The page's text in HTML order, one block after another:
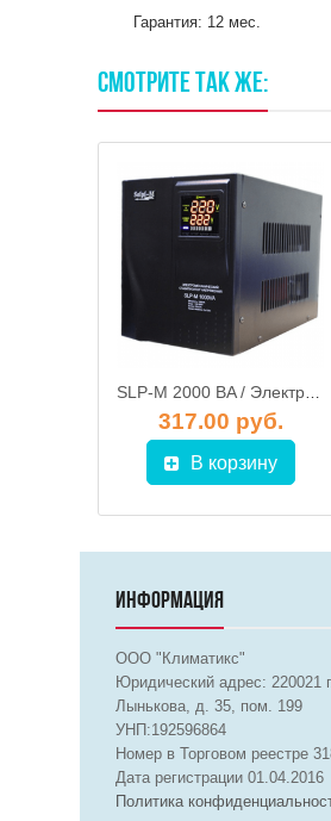
Гарантия: 12 мес.
СМОТРИТЕ ТАКЖЕ:
SLP-M 2000 BA / Электромехнический однофазный стабилизатор напряжения, SOLPI-M
317.00 руб.
В корзину
ИНФОРМАЦИЯ
ООО "Климатикс"
Юридический адрес:220021
Лынькова, д. 35, пом. 199
УНП:192596864
Номер в Торговом реестре
Дата регистрации 01.04.2016
Политика